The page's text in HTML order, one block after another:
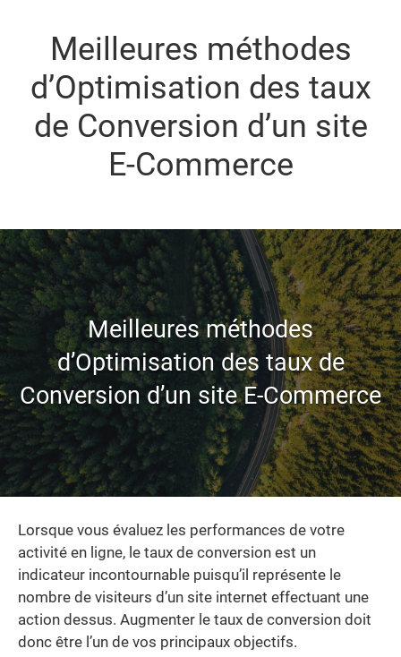
Meilleures méthodes
d’Optimisation des taux
de Conversion d’un site
E-Commerce
Meilleures méthodes
d’Optimisation des taux de
Conversion d’un site E-Commerce
Lorsque vous évaluez les performances de votre
activité en ligne, le taux de conversion est un
indicateur incontournable puisqu’il représente le
nombre de visiteurs d’un site internet effectuant une
action dessus. Augmenter le taux de conversion doit
donc être l’un de vos principaux objectifs.